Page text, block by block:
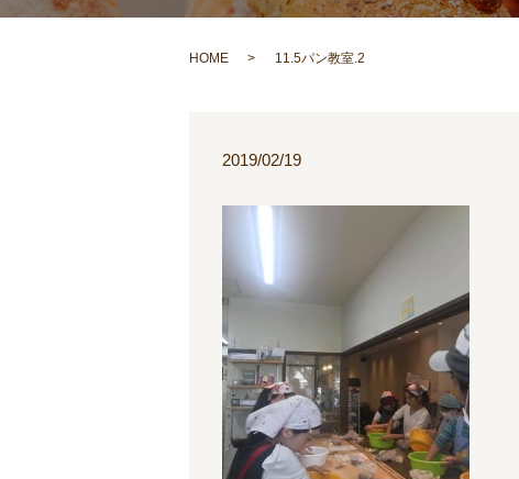
HOME 11.5パン教室.2
2019/02/19